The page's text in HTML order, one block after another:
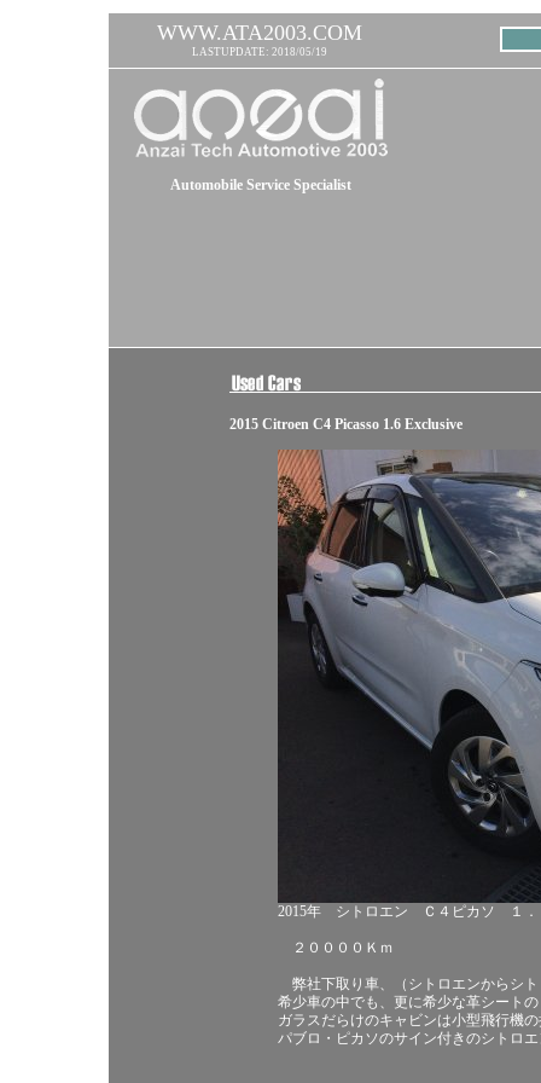
WWW.ATA2003.COM
LASTUPDATE: 2018/05/19
Automobile Service Specialist
2015 Citroen C4 Picasso 1.6 Exclusive
2015年 シトロエン Ｃ４ピカソ １．
２００００Ｋｍ
弊社下取り車、（シトロエンからシ
希少車の中でも、更に希少な革シート
ガラスだらけのキャビンは小型飛行機
パブロ・ピカソのサイン付きのシトロ